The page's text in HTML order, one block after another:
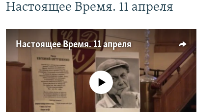
Настоящее Время. 11 апреля
Настоящее Время. 11 апреля
No media source currently available